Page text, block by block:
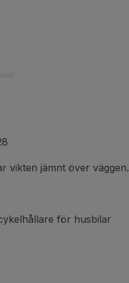
vikten jämnt över väggen.
för husbilar